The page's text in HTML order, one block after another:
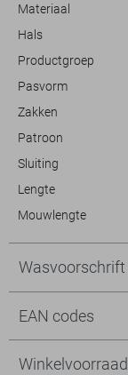
Materiaal
Hals
Productgroep
Pasvorm
Zakken
Patroon
Sluiting
Lengte
Mouwlengte
Wasvoorschrift
EAN codes
Winkelvoorraad